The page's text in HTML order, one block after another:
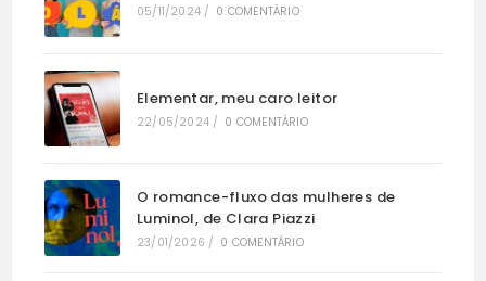
05/11/2024 / 0 COMENTÁRIO
Elementar, meu caro leitor
22/05/2024 / 0 COMENTÁRIO
O romance-fluxo das mulheres de
Luminol, de Clara Piazzi
23/01/2026 / 0 COMENTÁRIO